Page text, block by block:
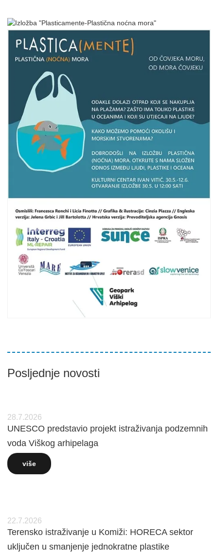
Posljednje novosti
28.7.2026
UNESCO predstavio projekt istraživanja podzemnih
voda Viškog arhipelaga
više
22.7.2026
Terensko istraživanje u Komiži: HORECA sektor
uključen u smanjenje jednokratne plastike